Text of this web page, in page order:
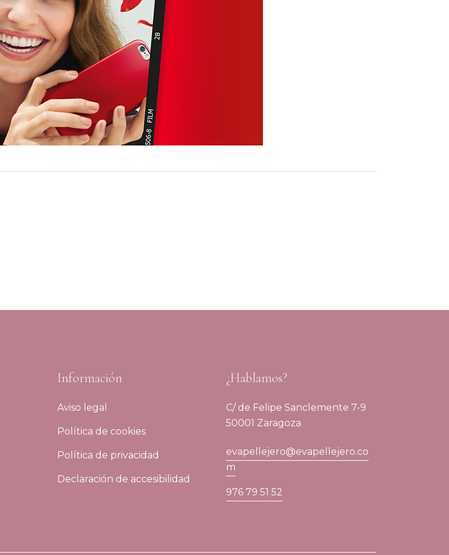
Información
Aviso legal
Política de cookies
Política de privacidad
Declaración de accesibilidad
¿Hablamos?
C/ de Felipe Sanclemente 7-9
50001 Zaragoza
evapellejero@evapellejero.co
m
976 79 51 52